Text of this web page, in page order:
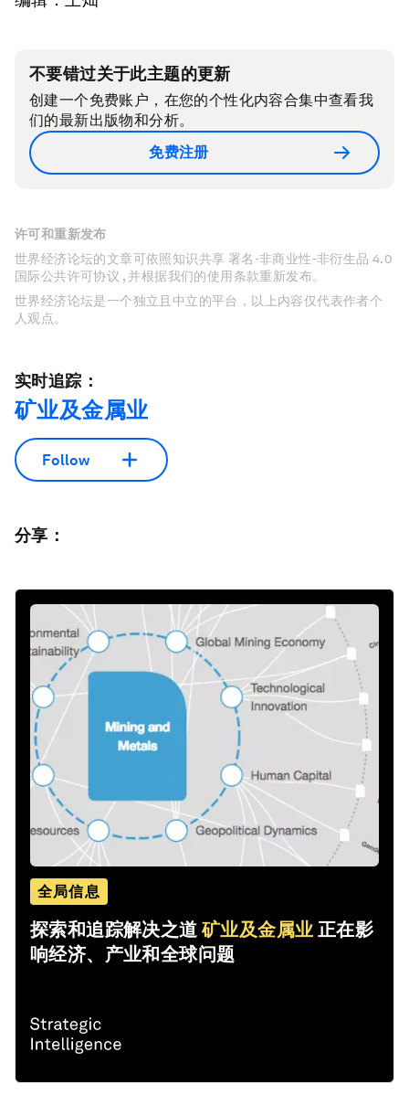
不要错过关于此主题的更新
创建一个免费账户，在您的个性化内容合集中查看我
们的最新出版物和分析。
免费注册
许可和重新发布
世界经济论坛的文章可依照知识共享 署名-非商业性-非衍生品 4.0
国际公共许可协议 , 并根据我们的使用条款重新发布。
世界经济论坛是一个独立且中立的平台，以上内容仅代表作者个
人观点。
实时追踪：
矿业及金属业
Follow
分享：
全局信息
探索和追踪解决之道矿业及金属业 正在影
响经济、产业和全球问题